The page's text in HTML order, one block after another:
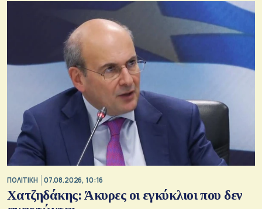
ΠΟΛΙΤΙΚΗ 07.08.2026, 10:16
Χατζηδάκης: Άκυρες οι εγκύκλιοι που δεν